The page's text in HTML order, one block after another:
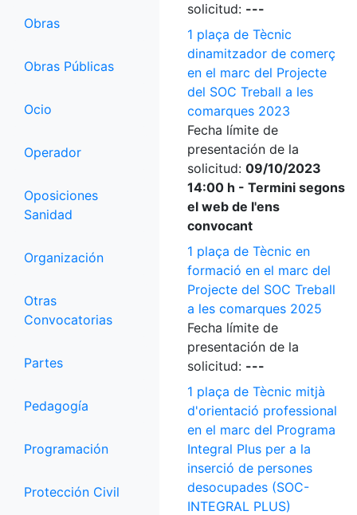
Obras
Obras Públicas
Ocio
Operador
Oposiciones
Sanidad
Organización
Otras
Convocatorias
Partes
Pedagogía
Programación
Protección Civil
solicitud: ---
1 plaça de Tècnic
dinamitzador de comerç
en el marc del Projecte
del SOC Treball a les
comarques 2023
Fecha límite de
presentación de la
solicitud: 09/10/2023
14:00 h - Termini segons
el web de l'ens
convocant
1 plaça de Tècnic en
formació en el marc del
Projecte del SOC Treball
a les comarques 2025
Fecha límite de
presentación de la
solicitud: ---
1 plaça de Tècnic mitjà
d'orientació professional
en el marc del Programa
Integral Plus per a la
inserció de persones
desocupades (SOC-
INTEGRAL PLUS)